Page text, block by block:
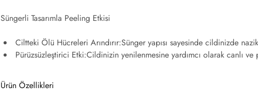
Süngerli Tasarımla Peeling Etkisi
Ciltteki Ölü Hücreleri Arındırır:Sünger yapısı sayesinde cildinizde
Pürüzsüzleştirici Etki:Cildinizin yenilenmesine yardımcı olarak canlı ve
Ürün Özellikleri